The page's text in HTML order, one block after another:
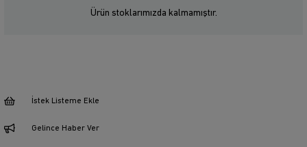
Ürün stoklarımızda kalmamıştır.
İstek Listeme Ekle
Gelince Haber Ver